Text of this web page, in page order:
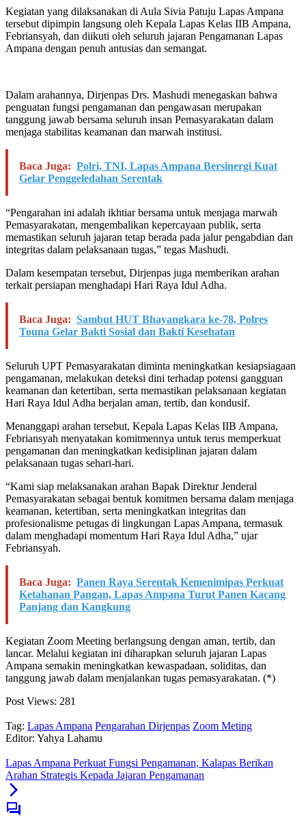
Kegiatan yang dilaksanakan di Aula Sivia Patuju Lapas Ampana
tersebut dipimpin langsung oleh Kepala Lapas Kelas IIB Ampana,
Febriansyah, dan diikuti oleh seluruh jajaran Pengamanan Lapas
Ampana dengan penuh antusias dan semangat.
Dalam arahannya, Dirjenpas Drs. Mashudi menegaskan bahwa
penguatan fungsi pengamanan dan pengawasan merupakan
tanggung jawab bersama seluruh insan Pemasyarakatan dalam
menjaga stabilitas keamanan dan marwah institusi.
Baca Juga: Polri, TNI, Lapas Ampana Bersinergi Kuat
Gelar Penggeledahan Serentak
“Pengarahan ini adalah ikhtiar bersama untuk menjaga marwah
Pemasyarakatan, mengembalikan kepercayaan publik, serta
memastikan seluruh jajaran tetap berada pada jalur pengabdian dan
integritas dalam pelaksanaan tugas,” tegas Mashudi.
Dalam kesempatan tersebut, Dirjenpas juga memberikan arahan
terkait persiapan menghadapi Hari Raya Idul Adha.
Baca Juga: Sambut HUT Bhayangkara ke-78, Polres
Touna Gelar Bakti Sosial dan Bakti Kesehatan
Seluruh UPT Pemasyarakatan diminta meningkatkan kesiapsiagaan
pengamanan, melakukan deteksi dini terhadap potensi gangguan
keamanan dan ketertiban, serta memastikan pelaksanaan kegiatan
Hari Raya Idul Adha berjalan aman, tertib, dan kondusif.
Menanggapi arahan tersebut, Kepala Lapas Kelas IIB Ampana,
Febriansyah menyatakan komitmennya untuk terus memperkuat
pengamanan dan meningkatkan kedisiplinan jajaran dalam
pelaksanaan tugas sehari-hari.
“Kami siap melaksanakan arahan Bapak Direktur Jenderal
Pemasyarakatan sebagai bentuk komitmen bersama dalam menjaga
keamanan, ketertiban, serta meningkatkan integritas dan
profesionalisme petugas di lingkungan Lapas Ampana, termasuk
dalam menghadapi momentum Hari Raya Idul Adha,” ujar
Febriansyah.
Baca Juga: Panen Raya Serentak Kemenimipas Perkuat
Ketahanan Pangan, Lapas Ampana Turut Panen Kacang
Panjang dan Kangkung
Kegiatan Zoom Meeting berlangsung dengan aman, tertib, dan
lancar. Melalui kegiatan ini diharapkan seluruh jajaran Lapas
Ampana semakin meningkatkan kewaspadaan, soliditas, dan
tanggung jawab dalam menjalankan tugas pemasyarakatan. (*)
Post Views: 281
Tag: Lapas Ampana Pengarahan Dirjenpas Zoom Meting
Editor: Yahya Lahamu
Lapas Ampana Perkuat Fungsi Pengamanan, Kalapas Berikan
Arahan Strategis Kepada Jajaran Pengamanan